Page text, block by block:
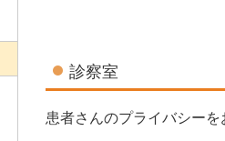
診察室
患者さんのプライバシー